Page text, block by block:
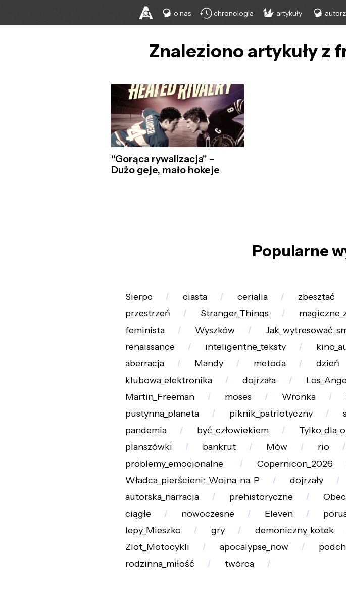
o nas chronologia artykuły
Znaleziono artykuły z
"Gorąca rywalizacja" –
Dużo geje, mało hokeje
Popularne
Sierpc ciasta cerialia zbesztać
przestrzeń
Stranger_Things
feminista
Wyszków
renaissance
inteligentne_teksty
aberracja
Mandy metoda dzień
klubowa_elektronika
dojrzała
Martin_Freeman
moses Wronka
pustynna_planeta
piknik_patriotyczny
pandemia
być_człowiekiem
planszówki
bankrut Mów rio
problemy_emocjonalne_
Copernicon_2026
Władca_pierścieni:_Wojna_na_P
dojrzały
autorska_narracja
prehistoryczne
ciągłe
nowoczesne Eleven
lepy_Mieszko
gry demoniczny_kotek
Zlot_Motocykli
apocalypse_now
rodzinna_miłość
twórca